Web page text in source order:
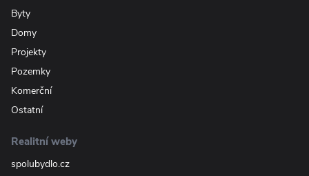
Byty
Domy
Projekty
Pozemky
Komerční
Ostatní
Realitní weby
spolubydlo.cz